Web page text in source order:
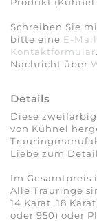
Produkt (Kühnel
Schreiben Sie
bitte eine E-Mail
Kontaktformular
Nachricht über
Details
Diese
von Kühnel
Liebe zum
Im Gesamtpreis
Alle Trauringe
14 Karat, 18
oder 950) oder